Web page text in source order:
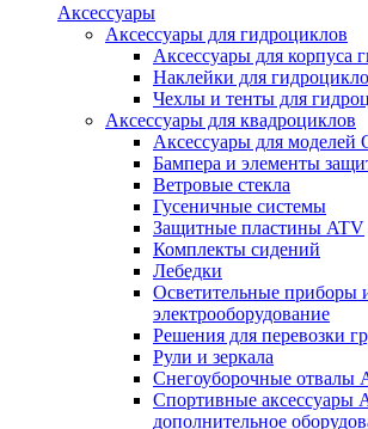
Аксессуары
Аксессуары для гидроциклов
Аксессуары для корпуса
Наклейки для
Чехлы и тенты для
Аксессуары для квадроциклов
Аксессуары для моделей
Бампера и элементы
Ветровые стекла
Гусеничные системы
Защитные пластины ATV
Комплекты сидений
Лебедки
Осветительные приборы
электрооборудование
Решения для перевозки
Рули и зеркала
Снегоуборочные отвалы
Спортивные аксессуары
дополнительное